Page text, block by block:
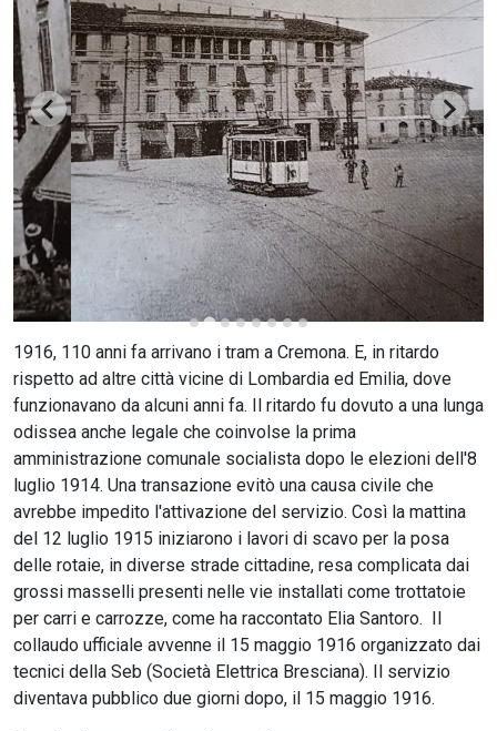
CERCA
1916, 110 anni fa arrivano i tram a Cremona. E, in ritardo
rispetto ad altre città vicine di Lombardia ed Emilia, dove
funzionavano da alcuni anni fa. Il ritardo fu dovuto a una lunga
odissea anche legale che coinvolse la prima
amministrazione comunale socialista dopo le elezioni dell'8
luglio 1914. Una transazione evitò una causa civile che
avrebbe impedito l'attivazione del servizio. Così la mattina
del 12 luglio 1915 iniziarono i lavori di scavo per la posa
delle rotaie, in diverse strade cittadine, resa complicata dai
grossi masselli presenti nelle vie installati come trottatoie
per carri e carrozze, come ha raccontato Elia Santoro. Il
collaudo ufficiale avvenne il 15 maggio 1916 organizzato dai
tecnici della Seb (Società Elettrica Bresciana). Il servizio
diventava pubblico due giorni dopo, il 15 maggio 1916.